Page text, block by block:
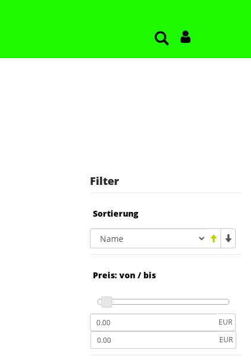
Filter
Sortierung
Preis: von / bis
EUR
EUR